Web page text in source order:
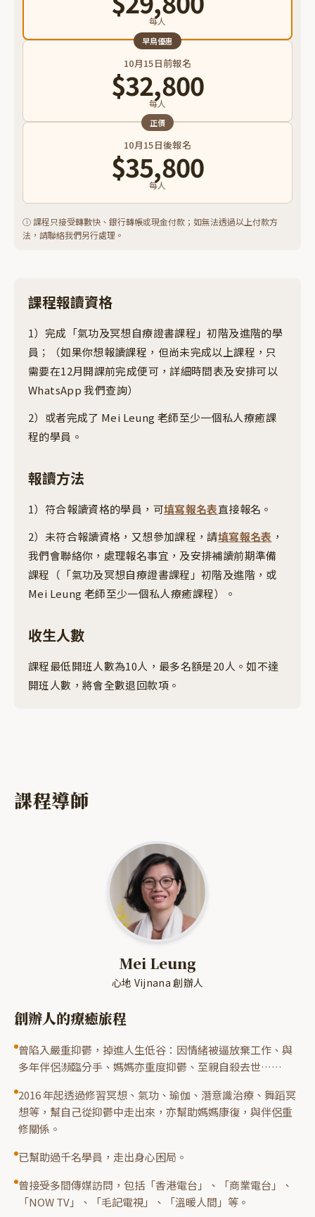
每人
早鳥優惠
10月15日前報名
$32,800
每人
正價
10月15日後報名
$35,800
每人
ⓘ 課程只接受轉數快、銀行轉帳或現金付款；如無法透過以上付款方
法，請聯絡我們另行處理。
課程報讀資格
1）完成「氣功及冥想自療證書課程」初階及進階的學
員；（如果你想報讀課程，但尚未完成以上課程，只
需要在12月開課前完成便可，詳細時間表及安排可以
WhatsApp 我們查詢）
2）或者完成了 Mei Leung 老師至少一個私人療癒課
程的學員。
報讀方法
1）符合報讀資格的學員，可填寫報名表直接報名。
2）未符合報讀資格，又想參加課程，請填寫報名表 ，
我們會聯絡你，處理報名事宜，及安排補讀前期準備
課程（「氣功及冥想自療證書課程」初階及進階，或
Mei Leung 老師至少一個私人療癒課程）。
收生人數
課程最低開班人數為10人，最多名額是20人。如不達
開班人數，將會全數退回款項。
課程導師
Mei Leung
心地 Vijnana 創辦人
創辦人的療癒旅程
曾陷入嚴重抑鬱，掉進人生低谷：因情緒被逼放棄工作、與
多年伴侶瀕臨分手、媽媽亦重度抑鬱、至親自殺去世……
2016 年起透過修習冥想、氣功、瑜伽、潛意識治療、舞蹈冥
想等，幫自己從抑鬱中走出來，亦幫助媽媽康復，與伴侶重
修關係。
已幫助過千名學員，走出身心困局。
曾接受多間傳媒訪問，包括「香港電台」、「商業電台」、
「NOW TV」、「毛記電視」、「溫暖人間」等。